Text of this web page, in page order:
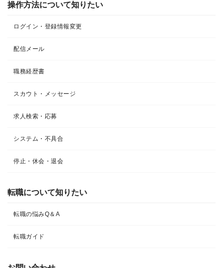
操作方法について知りたい
ログイン・登録情報変更
配信メール
職務経歴書
スカウト・メッセージ
求人検索・応募
システム・不具合
停止・休会・退会
転職について知りたい​
転職の悩みQ＆A​
転職ガイド